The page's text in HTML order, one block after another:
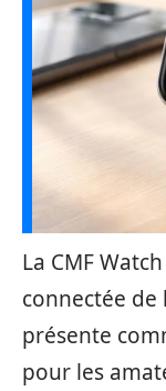
La CMF
connectée de
présente
pour les